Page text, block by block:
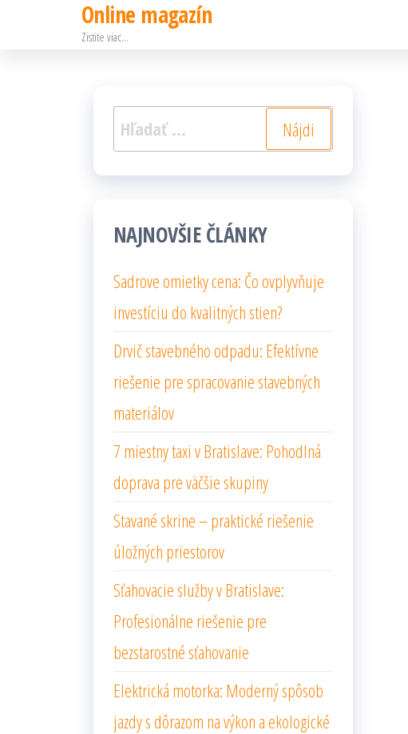
Online magazín
Zistite viac…
Hľadať:
NAJNOVŠIE ČLÁNKY
Sadrove omietky cena: Čo ovplyvňuje
investíciu do kvalitných stien?
Drvič stavebného odpadu: Efektívne
riešenie pre spracovanie stavebných
materiálov
7 miestny taxi v Bratislave: Pohodlná
doprava pre väčšie skupiny
Stavané skrine – praktické riešenie
úložných priestorov
Sťahovacie služby v Bratislave:
Profesionálne riešenie pre
bezstarostné sťahovanie
Elektrická motorka: Moderný spôsob
jazdy s dôrazom na výkon a ekologické